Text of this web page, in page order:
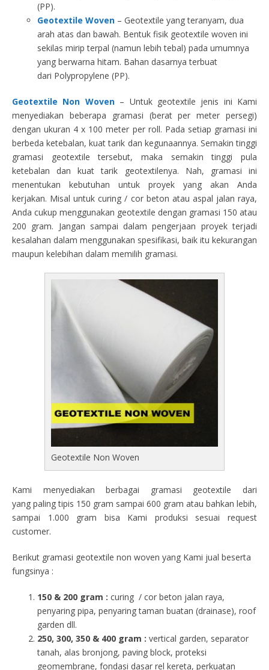
(PP).
Geotextile Woven – Geotextile yang teranyam, dua
arah atas dan bawah. Bentuk fisik geotextile woven ini
sekilas mirip terpal (namun lebih tebal) pada umumnya
yang berwarna hitam. Bahan dasarnya terbuat
dari Polypropylene (PP).
Geotextile Non Woven– Untuk geotextile jenis ini Kami
menyediakan beberapa gramasi (berat per meter persegi)
dengan ukuran 4 x 100 meter per roll. Pada setiap gramasi ini
berbeda ketebalan, kuat tarik dan kegunaannya. Semakin tinggi
gramasi geotextile tersebut, maka semakin tinggi pula
ketebalan dan kuat tarik geotextilenya. Nah, gramasi ini
menentukan kebutuhan untuk proyek yang akan Anda
kerjakan. Misal untuk curing / cor beton atau aspal jalan raya,
Anda cukup menggunakan geotextile dengan gramasi 150 atau
200 gram. Jangan sampai dalam pengerjaan proyek terjadi
kesalahan dalam menggunakan spesifikasi, baik itu kekurangan
maupun kelebihan dalam memilih gramasi.
Geotextile Non Woven
Kami menyediakan berbagai gramasi geotextile dari
yang paling tipis 150 gram sampai 600 gram atau bahkan lebih,
sampai 1.000 gram bisa Kami produksi sesuai request
customer.
Berikut gramasi geotextile non woven yang Kami jual beserta
fungsinya :
150 & 200 gram : curing / cor beton jalan raya,
penyaring pipa, penyaring taman buatan (drainase), roof
garden dll.
250, 300, 350 & 400 gram : vertical garden, separator
tanah, alas bronjong, paving block, proteksi
geomembrane, fondasi dasar rel kereta, perkuatan